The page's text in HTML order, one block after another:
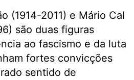
(1914-2011) e Mário Cal
são duas figuras
ao fascismo e da luta
fortes convicções
sentido de